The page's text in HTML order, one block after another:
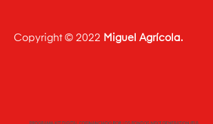
Copyright © 2022 Miguel Agrícola.